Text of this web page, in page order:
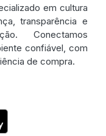
em cultura
transparência e
Conectamos
confiável, com
de compra.